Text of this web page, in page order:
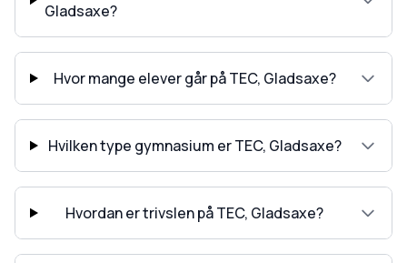
Gladsaxe?
Hvor mange elever går på TEC, Gladsaxe?
Hvilken type gymnasium er TEC, Gladsaxe?
Hvordan er trivslen på TEC, Gladsaxe?